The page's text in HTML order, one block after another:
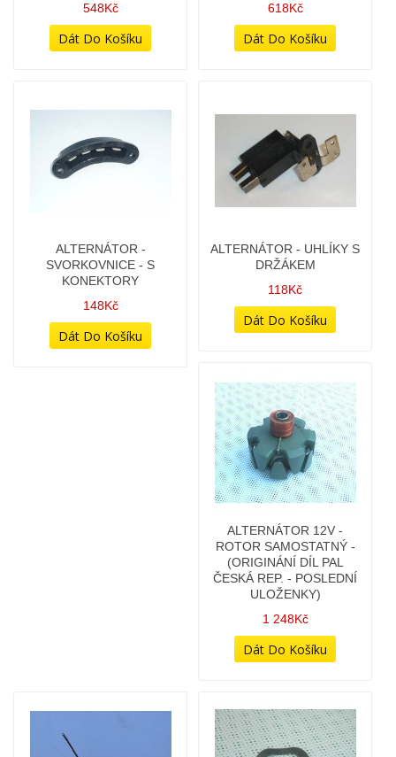
548Kč
618Kč
ALTERNÁTOR -
SVORKOVNICE - S
KONEKTORY
148Kč
ALTERNÁTOR - UHLÍKY S
DRŽÁKEM
118Kč
ALTERNÁTOR 12V -
ROTOR SAMOSTATNÝ -
(ORIGINÁNÍ DÍL PAL
ČESKÁ REP. - POSLEDNÍ
ULOŽENKY)
1 248Kč